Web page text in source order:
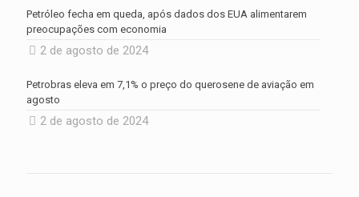
Petróleo fecha em queda, após dados dos EUA alimentarem
preocupações com economia
2 de agosto de 2024
Petrobras eleva em 7,1% o preço do querosene de aviação em
agosto
2 de agosto de 2024